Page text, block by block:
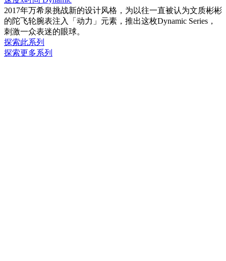
2017年万希泉挑战新的设计风格，为以往一直被认为文质彬彬
的陀飞轮腕表注入「动力」元素，推出这枚Dynamic Series，
刺激一众表迷的眼球。
探索此系列
探索更多系列